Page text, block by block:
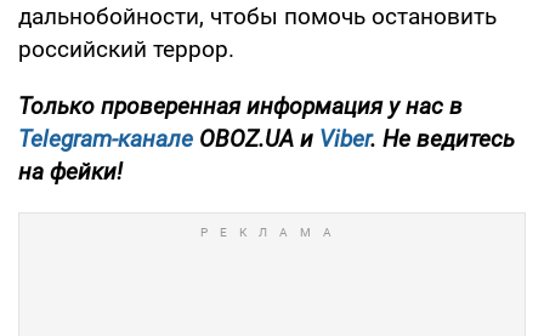
дальнобойности, чтобы помочь остановить
российский террор.
Только проверенная информация у нас в
Telegram-канале OBOZ.UA и Viber. Не ведитесь
на фейки!